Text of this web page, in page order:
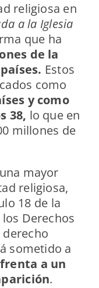
religiosa en
a la Iglesia
que ha
de la
Estos
como
y como
38, lo que en
millones de
mayor
religiosa,
18 de la
Derechos
derecho
sometido a
a un
.